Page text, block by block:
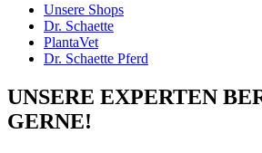
Unsere Shops
Dr. Schaette
PlantaVet
Dr. Schaette Pferd
UNSERE EXPERTEN
GERNE!